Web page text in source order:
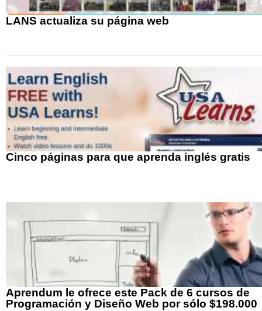
LANS actualiza su página web
Cinco páginas para que aprenda inglés gratis
Aprendum le ofrece este Pack de 6 cursos de
Programación y Diseño Web por sólo $198.000